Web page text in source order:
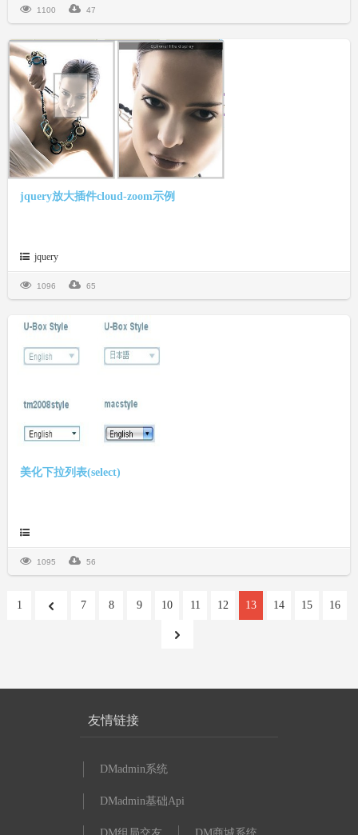
1100 47
jquery放大插件cloud-zoom示例
jquery
1096 65
美化下拉列表(select)
1095 56
1 7 8 9 10 11 12 13 14 15 16
友情链接
DMadmin系统
DMadmin基础Api